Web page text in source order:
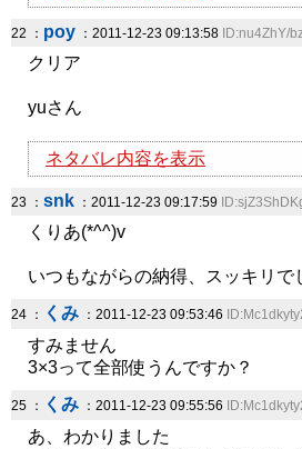
22 ： poy ：2011-12-23 09:13:58 ID:nu4ZhY/
クリア
yuさん
ネタバレ内容を表示
23 ： snk ：2011-12-23 09:17:59
くりあ(*^^)v
いつもながらの納得、スッキリで
24 ： くみ ：2011-12-23 09:53:46
すみません
3×3って全部使うんですか？
25 ： くみ ：2011-12-23 09:55:56
あ、わかりました